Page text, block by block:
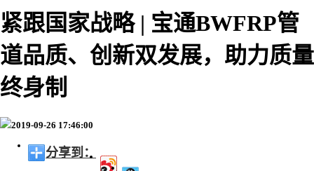
紧跟国家战略 | 宝通BWFRP管
道品质、创新双发展，助力质量
终身制
2019-09-26 17:46:00
分享到：